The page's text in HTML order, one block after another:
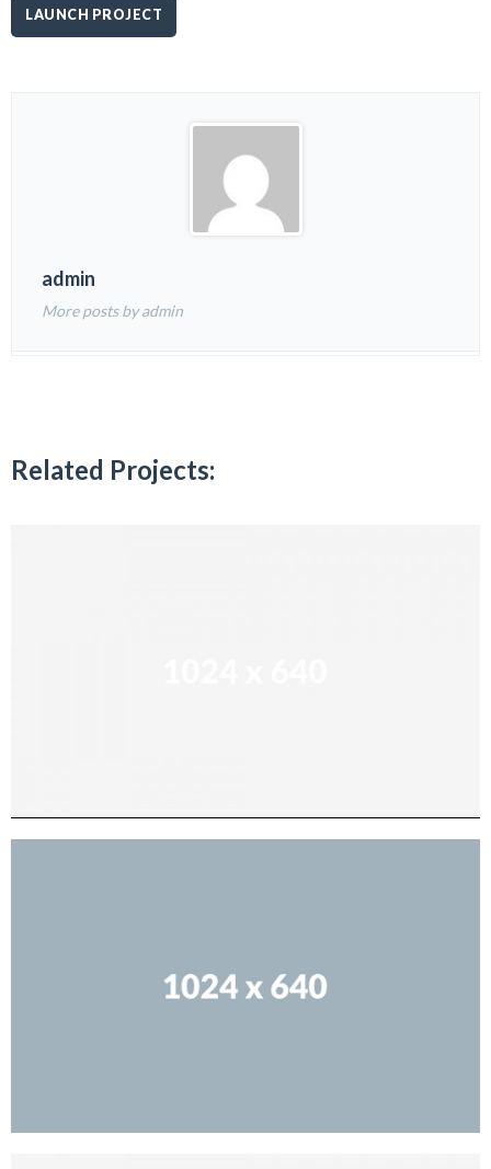
LAUNCH PROJECT
admin
More posts by admin
Related Projects: